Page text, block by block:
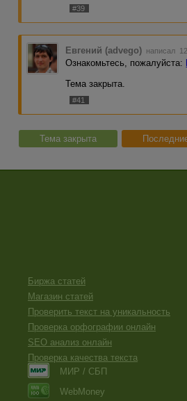
#39
Евгений (advego) написал
Ознакомьтесь, пожалуйста:
Тема закрыта.
#41
Тема закрыта
Биржа статей
Магазин статей
Проверить текст на уникальность
Проверка орфографии онлайн
SEO анализ онлайн
Проверка качества текста
МИР / СБП
WebMoney